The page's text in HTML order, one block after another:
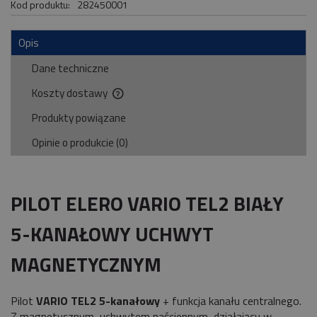
Kod produktu: 282450001
Opis
Dane techniczne
Koszty dostawy
Cena nie zawiera ewentualnych kosztów płatności
Produkty powiązane
Opinie o produkcie (0)
PILOT ELERO VARIO TEL2 BIAŁY
5-KANAŁOWY UCHWYT
MAGNETYCZNYM
Pilot VARIO TEL2 5-kanałowy + funkcja kanału centralnego.